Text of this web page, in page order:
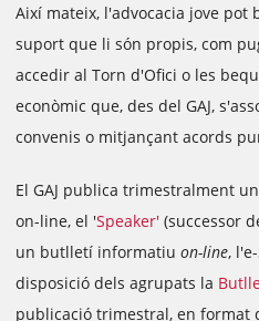
Així mateix, l'advocacia jove pot
suport que li són propis, com
accedir al Torn d'Ofici o les
econòmic que, des del GAJ,
convenis o mitjançant acords
El GAJ publica trimestralment
on-line, el 'Speaker' (successor
un butlletí informatiu on-line,
disposició dels agrupats la
publicació trimestral, en format